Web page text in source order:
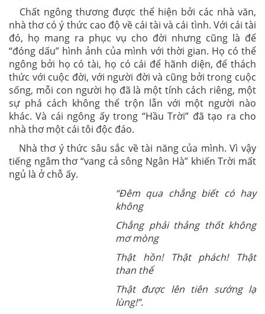
Chất ngông thương được thể hiện bởi các nhà văn,
nhà thơ có ý thức cao độ về cái tài và cái tình. Với cái tài
đó, họ mang ra phục vụ cho đời nhưng cũng là để
“đóng dấu” hình ảnh của mình với thời gian. Họ có thể
ngông bởi họ có tài, họ có cái để hãnh diện, để thách
thức với cuộc đời, với người đời và cũng bởi trong cuộc
sống, mỗi con người họ đã là một tính cách riêng, một
sự phá cách không thể trộn lẫn với một người nào
khác. Và cái ngông ấy trong “Hầu Trời” đã tạo ra cho
nhà thơ một cái tôi độc đáo.
Nhà thơ ý thức sâu sắc về tài năng của mình. Vì vậy
tiếng ngâm thơ “vang cả sông Ngân Hà” khiến Trời mất
ngủ là ở chỗ ấy.
“Đêm qua chẳng biết có hay
không
Chẳng phải thảng thốt không
mơ mòng
Thật hồn! Thật phách! Thật
than thể
Thật được lên tiên sướng lạ
lùng!”.